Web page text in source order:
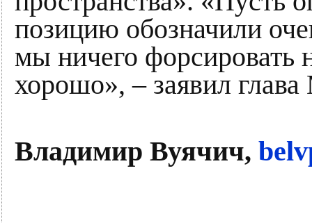
позицию обозначили
мы ничего форсировать
хорошо», – заявил
Владимир Вуячич,